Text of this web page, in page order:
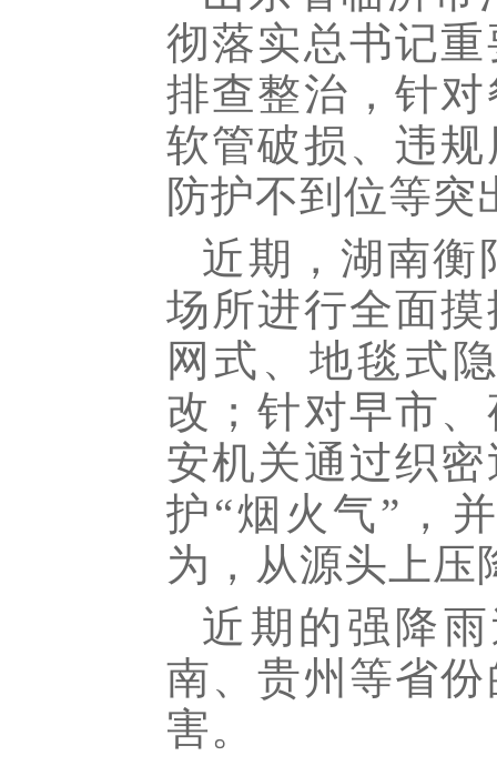
彻落实总书记
排查整治，针
软管破损、违
防护不到位等突
近期，湖南衡
场所进行全面
网式、地毯式
改；针对早市
安机关通过织
护“烟火气”，
为，从源头上
近期的强降
南、贵州等省
害。